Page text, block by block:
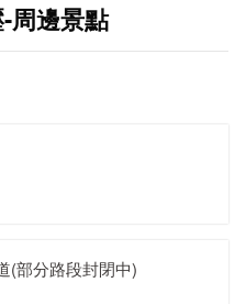
周邊景點
(部分路段封閉中)